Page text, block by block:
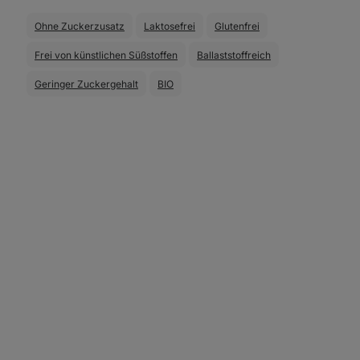
Ohne Zuckerzusatz Laktosefrei Glutenfrei
Frei von künstlichen Süßstoffen Ballaststoffreich
Geringer Zuckergehalt BIO